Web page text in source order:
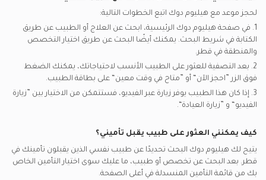
لحجز موعد مع هيليوم دوك اتبع الخطوات التالية:
1. في صفحة هيليوم دوك الرئيسية، ابحث عن العلاج أو الطبيب عن طريق
الكتابة في شريط البحث. يمكنك أيضًا البحث عن طريق اختيار التخصص
والمنطقة في قطر.
2. بعد التصفية للعثور على الطبيب الأنسب لاحتياجاتك، يمكنك الضغط
فوق الزر ”احجز الآن“ أو ”متاح في وقت معين“ على بطاقة الطبيب.
3. إذا كان هذا الطبيب يوفر زيارة عبر الفيديو، فستتمكن من الاختيار بين ”زيارة
الفيديو“ و ”زيارة العيادة“.
كيف يمكنني العثور على طبيب يقبل تأميني؟
يتيح لك هيليوم دوك البحث تحديدًا عن طبيب نفسي الذين يقبلون تأمينك في
قطر. بعد البحث عن تخصص أو طبيب، ما عليك سوى اختيار التأمين الخاص
بك من قائمة التأمين المنسدلة في أعلى الصفحة.